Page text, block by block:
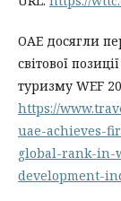
ОАЕ досягли
світової
туризму WEF
https://
uae-achieves-
global-rank-in-
development-